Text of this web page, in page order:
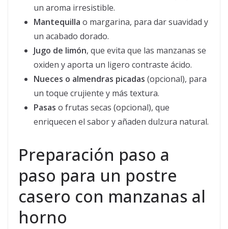
un aroma irresistible.
Mantequilla o margarina, para dar suavidad y
un acabado dorado.
Jugo de limón, que evita que las manzanas se
oxiden y aporta un ligero contraste ácido.
Nueces o almendras picadas (opcional), para
un toque crujiente y más textura.
Pasas o frutas secas (opcional), que
enriquecen el sabor y añaden dulzura natural.
Preparación paso a
paso para un postre
casero con manzanas al
horno